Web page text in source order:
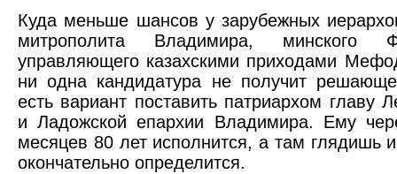
Куда меньше шансов у зарубежных
митрополита Владимира, минского
управляющего казахскими приходами
ни одна кандидатура не получит
есть вариант поставить патриархом главу
и Ладожской епархии Владимира. Ему
месяцев 80 лет исполнится, а там глядишь
окончательно определится.